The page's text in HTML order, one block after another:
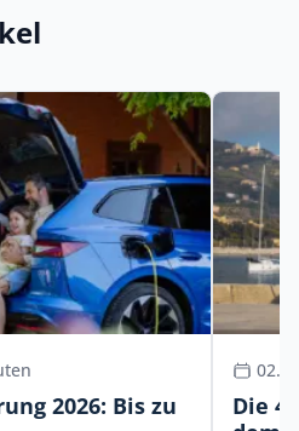
2026: Bis zu
02.
Die 4